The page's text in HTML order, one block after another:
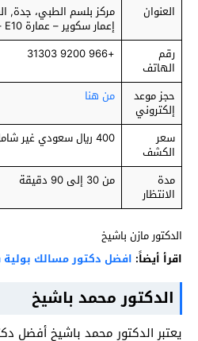
العنوان مركز بلسم الطبي، جدة,
إعمار سكوير – عمارة E10 – الدور الرابع
رقم
الهاتف
+966 9200 31303
حجز موعد
إلكتروني
من هنا
سعر
الكشف
400 ريال سعودي غير شامل الإجراءات
مدة
الانتظار
من 30 إلى 90 دقيقة
الدكتور مازن باشيخ
اقرأ أيضاً: افضل دكتور مسالك
الدكتور محمد باشيخ
يعتبر الدكتور محمد باشيخ أفضل